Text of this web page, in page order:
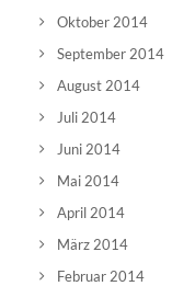
Oktober 2014
September 2014
August 2014
Juli 2014
Juni 2014
Mai 2014
April 2014
März 2014
Februar 2014